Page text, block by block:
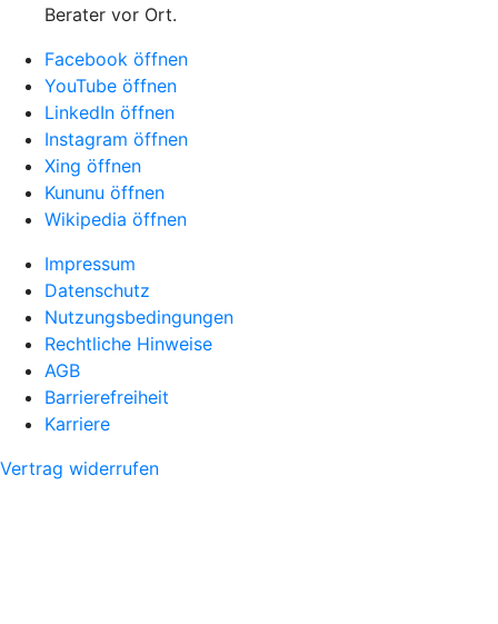
Berater vor Ort.
Facebook öffnen
YouTube öffnen
LinkedIn öffnen
Instagram öffnen
Xing öffnen
Kununu öffnen
Wikipedia öffnen
Impressum
Datenschutz
Nutzungsbedingungen
Rechtliche Hinweise
AGB
Barrierefreiheit
Karriere
Vertrag widerrufen